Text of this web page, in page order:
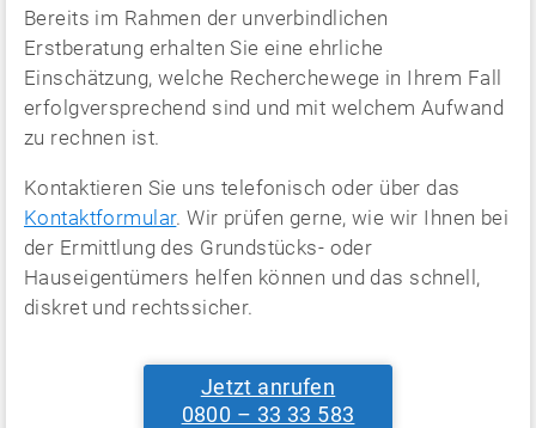
Bereits im Rahmen der unverbindlichen
Erstberatung erhalten Sie eine ehrliche
Einschätzung, welche Recherchewege in Ihrem Fall
erfolgversprechend sind und mit welchem Aufwand
zu rechnen ist.
Kontaktieren Sie uns telefonisch oder über das
Kontaktformular. Wir prüfen gerne, wie wir Ihnen bei
der Ermittlung des Grundstücks- oder
Hauseigentümers helfen können und das schnell,
diskret und rechtssicher.
Jetzt anrufen
0800 – 33 33 583